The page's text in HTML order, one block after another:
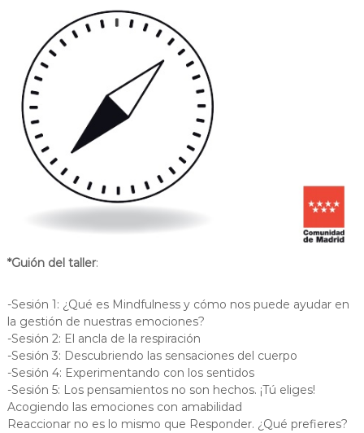
*Guión del taller:
-Sesión 1: ¿Qué es Mindfulness y cómo nos puede ayudar en
la gestión de nuestras emociones?
-Sesión 2: El ancla de la respiración
-Sesión 3: Descubriendo las sensaciones del cuerpo
-Sesión 4: Experimentando con los sentidos
-Sesión 5: Los pensamientos no son hechos. ¡Tú eliges!
Acogiendo las emociones con amabilidad
Reaccionar no es lo mismo que Responder. ¿Qué prefieres?